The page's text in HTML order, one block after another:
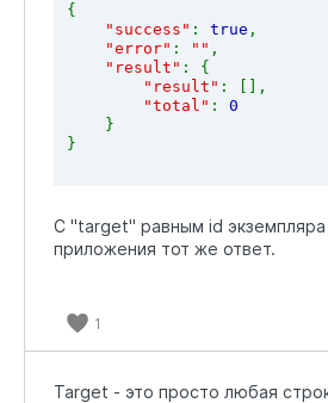
{
"success" : true ,
"error" : "" ,
"result" : {
"result" : [],
"total" : 0
}
}
C "target" равным id
приложения тот же ответ.
1
Target - это просто любая